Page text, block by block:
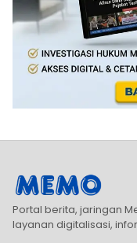
Portal berita, jaringan
layanan digitalisasi,